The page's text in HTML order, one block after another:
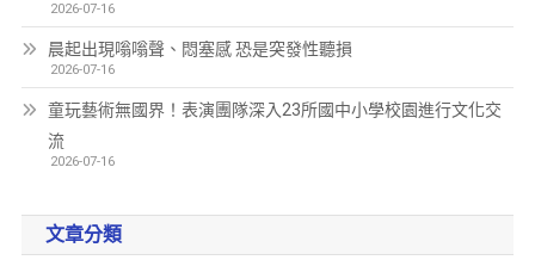
2026-07-16
晨起出現嗡嗡聲、悶塞感 恐是突發性聽損
2026-07-16
童玩藝術無國界！表演團隊深入23所國中小學校園進行文化交
流
2026-07-16
文章分類